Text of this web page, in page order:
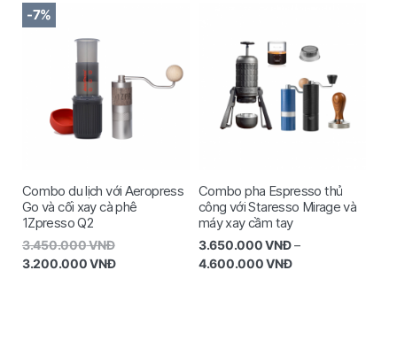
-7%
Combo du lịch với Aeropress
Go và cối xay cà phê
1Zpresso Q2
3.450.000VNĐ
3.200.000VNĐ
Combo pha Espresso thủ
công với Staresso Mirage và
máy xay cầm tay
3.650.000VNĐ–
4.600.000VNĐ